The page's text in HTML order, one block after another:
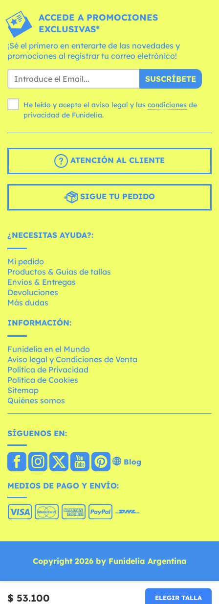
$ 53.100 ELEGIR TALLA
ACCEDE A PROMOCIONES
EXCLUSIVAS*
¡Sé el primero en enterarte de las novedades y
promociones al registrar tu correo eletrónico!
SUSCRÍBETE
He leído y acepto el aviso legal y las condiciones
privacidad de Funidelia.
ATENCIÓN AL CLIENTE
SIGUE TU PEDIDO
¿NECESITAS AYUDA?:
Mi pedido
Productos & Guías de tallas
Envíos & Entregas
Devoluciones
Más dudas
INFORMACIÓN:
Funidelia en el Mundo
Aviso legal y Condiciones de Venta
Política de Privacidad
Política de Cookies
Sitemap
Quiénes somos
SÍGUENOS EN:
Blog
MEDIOS DE PAGO Y ENVÍO:
Copyright 2026 by Funidelia Argentina